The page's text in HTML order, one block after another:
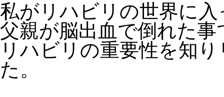
私がリハビリの世界に
父親が脳出血で倒れた事
リハビリの重要性を知
た。